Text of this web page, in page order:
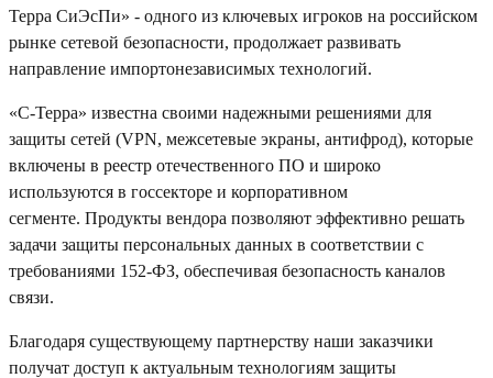
Терра СиЭсПи» - одного из ключевых игроков на российском
рынке сетевой безопасности, продолжает развивать
направление импортонезависимых технологий.
«С-Терра» известна своими надежными решениями для
защиты сетей (VPN, межсетевые экраны, антифрод), которые
включены в реестр отечественного ПО и широко
используются в госсекторе и корпоративном
сегменте. Продукты вендора позволяют эффективно решать
задачи защиты персональных данных в соответствии с
требованиями 152-ФЗ, обеспечивая безопасность каналов
связи.
Благодаря существующему партнерству наши заказчики
получат доступ к актуальным технологиям защиты